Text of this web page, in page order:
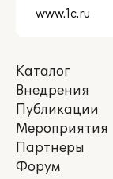
Каталог
Внедрения
Публикации
Мероприятия
Партнеры
Форум